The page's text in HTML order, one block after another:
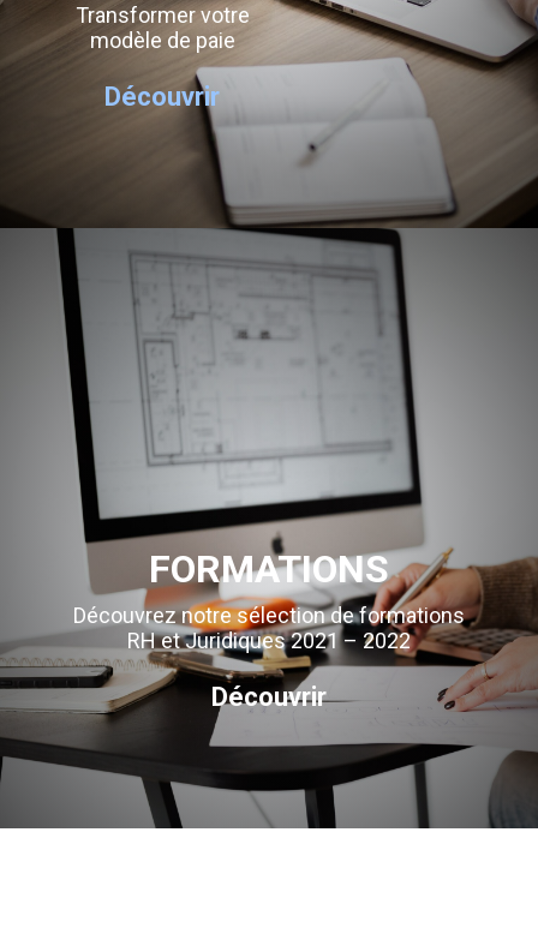
Transformer votre
modèle de paie
Découvrir
FORMATIONS
Découvrez notre sélection de formations
RH et Juridiques 2021 – 2022
Découvrir